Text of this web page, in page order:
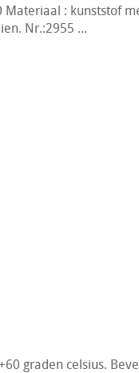
Materiaal : kunststof
Nr.:2955 ...
graden celsius.